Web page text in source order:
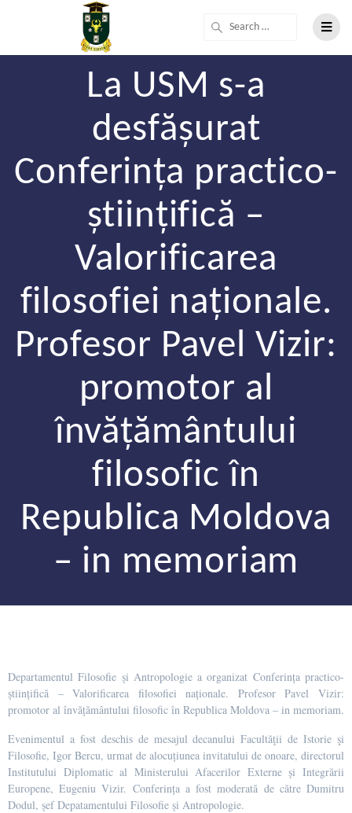
La USM s-a
desfășurat
Conferința practico-
științifică –
Valorificarea
filosofiei naționale.
Profesor Pavel Vizir:
promotor al
învățământului
filosofic în
Republica Moldova
– in memoriam
Departamentul Filosofie și Antropologie a organizat Conferința practico-
științifică – Valorificarea filosofiei naționale. Profesor Pavel Vizir:
promotor al învățământului filosofic în Republica Moldova – in memoriam.
Evenimentul a fost deschis de mesajul decanului Facultăţii de Istorie şi
Filosofie, Igor Bercu, urmat de alocuțiunea invitatului de onoare, directorul
Institutului Diplomatic al Ministerului Afacerilor Externe și Integrării
Europene, Eugeniu Vizir. Conferința a fost moderată de către Dumitru
Dodul, șef Depatamentului Filosofie și Antropologie.